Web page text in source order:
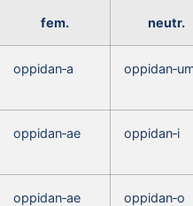
fem. neutr.
oppidan‑a
oppidan‑ae oppidan‑i
oppidan‑ae oppidan‑o